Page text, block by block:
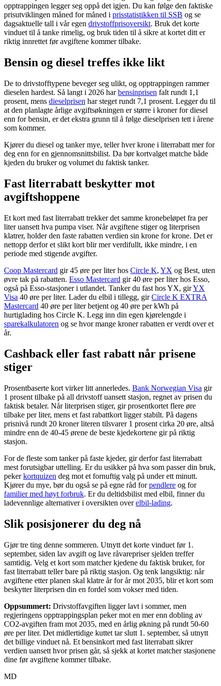
opptrappingen legger seg oppå det igjen. Du kan følge den faktiske
prisutviklingen måned for måned i prisstatistikken til SSB og se
dagsaktuelle tall i vår egen drivstoffprisoversikt. Bruk det korte
vinduet til å tanke rimelig, og bruk tiden til å sikre at kortet ditt er
riktig innrettet før avgiftene kommer tilbake.
Bensin og diesel treffes ikke likt
De to drivstofftypene beveger seg ulikt, og opptrappingen rammer
dieselen hardest. Så langt i 2026 harbensinprisen falt rundt 1,1
prosent, mens dieselprisen har steget rundt 7,1 prosent. Legger du til
at den planlagte årlige avgiftsøkningen er større i kroner for diesel
enn for bensin, er det ekstra grunn til å følge dieselprisen tett i årene
som kommer.
Kjører du diesel og tanker mye, teller hver krone i literrabatt mer for
deg enn for en gjennomsnittsbilist. Da bør kortvalget matche både
kjeden du bruker og volumet du faktisk tanker.
Fast literrabatt beskytter mot
avgiftshoppene
Et kort med fast literrabatt trekker det samme kronebeløpet fra per
liter uansett hva pumpa viser. Når avgiftene stiger og literprisen
klatrer, holder den faste rabatten verdien sin krone for krone. Det er
nettopp derfor et slikt kort blir mer verdifullt, ikke mindre, i en
periode med stigende avgifter.
Coop Mastercard gir 45 øre per liter hos Circle K, YX og Best, uten
øvre tak på rabatten. Esso Mastercard gir 40 øre per liter hos Esso,
også på Esso-stasjoner i utlandet. Tanker du fast hos YX, girYX
Visa 40 øre per liter. Lader du elbil i tillegg, girCircle K EXTRA
Mastercard 40 øre per liter betjent og 40 øre per kWh på
hurtiglading hos Circle K. Legg inn din egen kjørelengde i
sparekalkulatoren og se hvor mange kroner rabatten er verdt over et
år.
Cashback eller fast rabatt når prisene
stiger
Prosentbaserte kort virker litt annerledes. Bank Norwegian Visa gir
1 prosent tilbake på all drivstoff uansett stasjon, regnet av prisen du
faktisk betaler. Når literprisen stiger, gir prosentkortet flere øre
tilbake per liter, mens et fast rabattkort ligger stabilt. På dagens
prisnivå rundt 20 kroner literen tilsvarer 1 prosent cirka 20 øre, altså
mindre enn de 40-45 ørene de beste kjedekortene gir på riktig
stasjon.
For de fleste som tanker på faste kjeder, gir derfor fast literrabatt
mest forutsigbar uttelling. Er du usikker på hva som passer din bruk,
pekerkortquizen deg mot et fornuftig valg på under ett minutt.
Kjører du mye, bør du også se på egne råd forpendlere og for
familier med høyt forbruk. Er du deltidsbilist med elbil, finner du
ladevennlige alternativer i oversikten overelbil-lading.
Slik posisjonerer du deg nå
Gjør tre ting denne sommeren. Utnytt det korte vinduet før 1.
september, siden lav avgift og lave råvarepriser sjelden treffer
samtidig. Velg et kort som matcher kjedene du faktisk bruker, for
fast literrabatt teller bare på riktig stasjon. Og tenk langsiktig: når
avgiftene etter planen skal klatre år for år mot 2035, blir et kort som
beskytter literprisen din en fordel som vokser med tiden.
Oppsummert: Drivstoffavgiften ligger lavt i sommer, men
regjeringens opptrappingsplan peker mot en mer enn dobling av
CO2-avgiften fram mot 2035, med en årlig økning på rundt 50-60
øre per liter. Det midlertidige kuttet tar slutt 1. september, så utnytt
det billige vinduet nå. Et bensinkort med fast literrabatt sikrer
verdien uansett hvor prisen går, så sjekk at kortet matcher stasjonene
dine før avgiftene kommer tilbake.
MD